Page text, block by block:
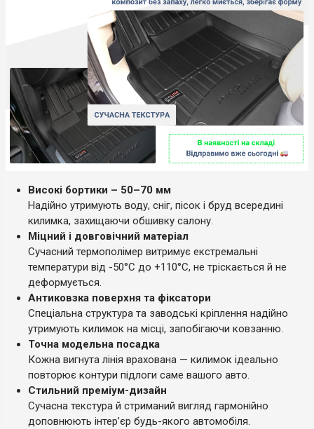
Високі бортики – 50–70 мм
Надійно утримують воду, сніг, пісок і бруд всередині
килимка, захищаючи обшивку салону.
Міцний і довговічний матеріал
Сучасний термополімер витримує екстремальні
температури від -50°C до +110°C, не тріскається й не
деформується.
Антиковзка поверхня та фіксатори
Спеціальна структура та заводські кріплення надійно
утримують килимок на місці, запобігаючи ковзанню.
Точна модельна посадка
Кожна вигнута лінія врахована — килимок ідеально
повторює контури підлоги саме вашого авто.
Стильний преміум-дизайн
Сучасна текстура й стриманий вигляд гармонійно
доповнюють інтер’єр будь-якого автомобіля.